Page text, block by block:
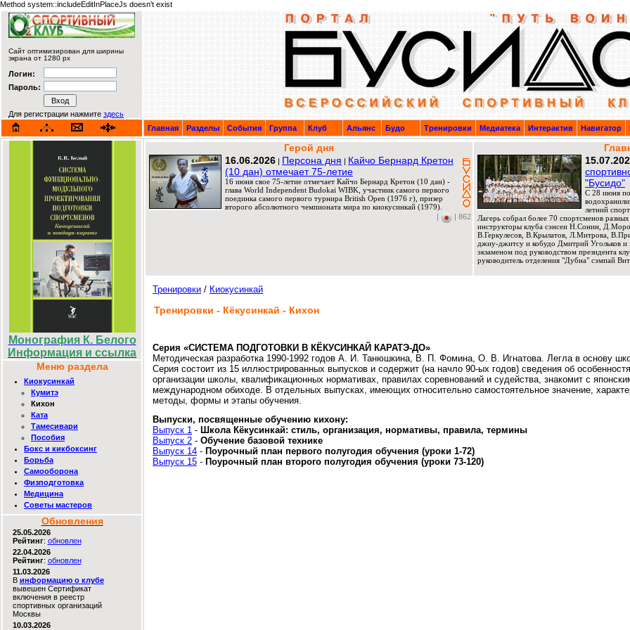
Method system::includeEditInPlaceJs doesn't exist
Сайт оптимизирован для ширины
экрана от 1280 px
Логин:
Пароль:
Для регистрации нажмите здесь
Главная Разделы События Группа Клуб Альянс Будо Тренировки Медиатека Интерактив Навигатор
Монография К. Белого
Информация и ссылка
Меню раздела
Киокусинкай
Кумитэ
Кихон
Ката
Тамесивари
Пособия
Бокс и кикбоксинг
Борьба
Самооборона
Физподготовка
Медицина
Советы мастеров
Обновления
25.05.2026
Рейтинг: обновлен
22.04.2026
Рейтинг: обновлен
11.03.2026
В информацию о клубе
вывешен Сертификат
включения в реестр
спортивных организаций
Москвы
10.03.2026
Герой дня
16.06.2026 | Персона дня | Кайчо Бернард Кретон
(10 дан) отмечает 75-летие
16 июня свое 75-летие отмечает Кайчо Бернард Кретон (10 дан) -
глава World Independent Budokai WIBK, участник самого первого
поединка самого первого турнира British Open (1976 г), призер
второго абсолютного чемпионата мира по киокусинкай (1979).
|
| 862
"Бусидо"
C 28 июня
летний
Лагерь собрал более 70 спортсменов
инструкторы клуба сэнсеи Н.Сонин,
В.Геркулесов, В.Крылатов, Л.Митрова,
джиу-джитсу и кобудо Дмитрий Угольков и
экзаменом под руководством президента
руководитель отделения "Дубна" сэмпай
Тренировки / Киокусинкай
Тренировки - Кёкусинкай - Кихон
Серия «СИСТЕМА ПОДГОТОВКИ В КЁКУСИНКАЙ КАРАТЭ-ДО»
Методическая разработка 1990-1992 годов А. И. Танюшкина, В. П. Фомина, О. В. Игнатова. Легла в основу
Серия состоит из 15 иллюстрированных выпусков и содержит (на начло 90-ых годов) сведения об
организации школы, квалификационных нормативах, правилах соревнований и судейства, знакомит с
международном обиходе. В отдельных выпусках, имеющих относительно самостоятельное значение,
методы, формы и этапы обучения.
Выпуски, посвященные обучению кихону:
Выпуск 1 - Школа Кёкусинкай: стиль, организация, нормативы, правила, термины
Выпуск 2 - Обучение базовой технике
Выпуск 14 - Поурочный план первого полугодия обучения (уроки 1-72)
Выпуск 15 - Поурочный план второго полугодия обучения (уроки 73-120)